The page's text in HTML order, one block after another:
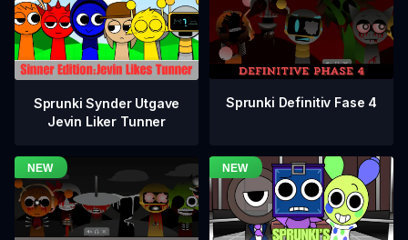
Sprunki Synder Utgave
Jevin Liker Tunner
Sprunki Definitiv Fase 4